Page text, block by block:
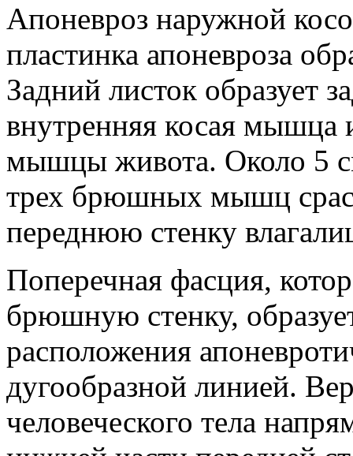
Апоневроз наружной
пластинка апоневроза
Задний листок образует
внутренняя косая мышца
мышцы живота. Около 5
трех брюшных мышц
переднюю стенку
Поперечная фасция,
брюшную стенку,
расположения
дугообразной линией.
человеческого тела